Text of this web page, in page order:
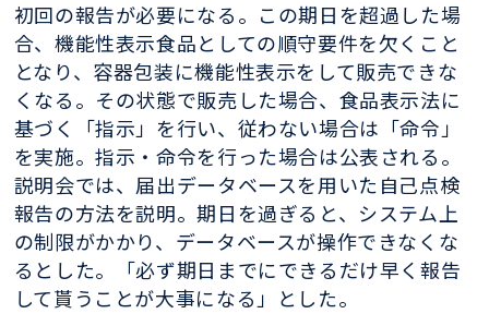
初回の報告が必要になる。この期日を超過した場
合、機能性表示食品としての順守要件を欠くこと
となり、容器包装に機能性表示をして販売できな
くなる。その状態で販売した場合、食品表示法に
基づく「指示」を行い、従わない場合は「命令」
を実施。指示・命令を行った場合は公表される。
説明会では、届出データベースを用いた自己点検
報告の方法を説明。期日を過ぎると、システム上
の制限がかかり、データベースが操作できなくな
るとした。「必ず期日までにできるだけ早く報告
して貰うことが大事になる」とした。